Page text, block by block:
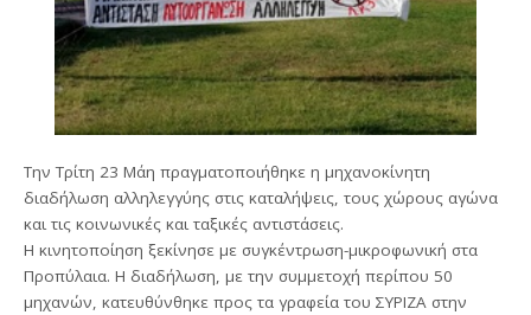
Την Τρίτη 23 Μάη πραγματοποιήθηκε η μηχανοκίνητη
διαδήλωση αλληλεγγύης στις καταλήψεις, τους χώρους αγώνα
και τις κοινωνικές και ταξικές αντιστάσεις.
Η κινητοποίηση ξεκίνησε με συγκέντρωση-μικροφωνική στα
Προπύλαια. Η διαδήλωση, με την συμμετοχή περίπου 50
μηχανών, κατευθύνθηκε προς τα γραφεία του ΣΥΡΙΖΑ στην